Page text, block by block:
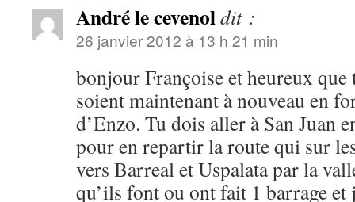
André le cevenoldit :
26 janvier 2012 à 13 h 21 min
bonjour Françoise et heureux
soient maintenant à nouveau en
d’Enzo. Tu dois aller à San Juan
pour en repartir la route qui sur
vers Barreal et Uspalata par la
qu’ils font ou ont fait 1 barrage et